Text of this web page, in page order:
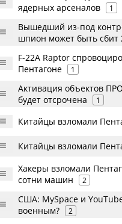
ядерных арсеналов
1
Вышедший из-под
шпион может быть сбит
F-22A Raptor
Пентагоне
1
Активация объектов
будет отсрочена
1
Китайцы взломали
Китайцы взломали
Хакеры взломали
сотни машин
2
США: MySpace и
военным?
2